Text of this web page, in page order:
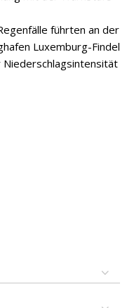
führten an der
Luxemburg-Findel